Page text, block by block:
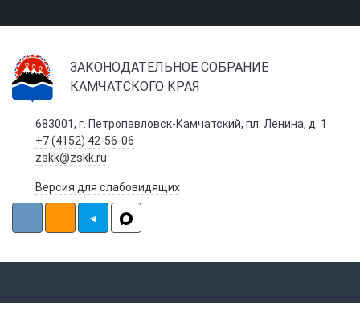
ЗАКОНОДАТЕЛЬНОЕ СОБРАНИЕ
КАМЧАТСКОГО КРАЯ
683001, г. Петропавловск-Камчатский, пл. Ленина, д. 1
+7 (4152) 42-56-06
zskk@zskk.ru
Версия для слабовидящих